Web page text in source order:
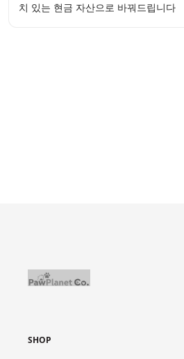
치 있는 현금 자산으로 바꿔드립니다
SHOP